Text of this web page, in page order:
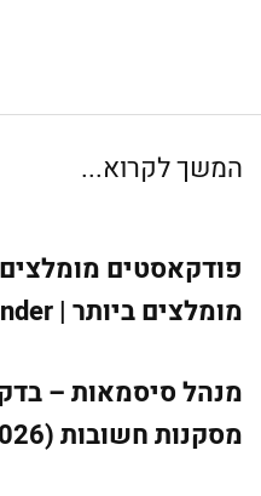
המשך לקרוא...
מומלצים ביותר | Finder
מנהל סיסמאות –
מסקנות חשובות (2026)